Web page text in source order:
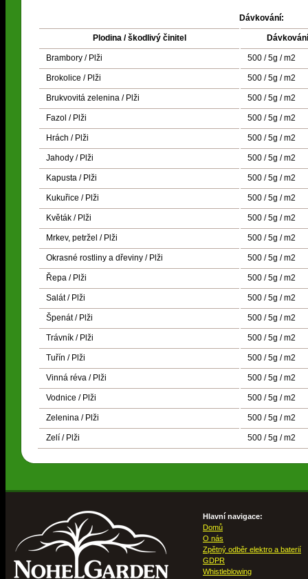
Dávkování:
Plodina / škodlivý činitel Dávkování
Brambory / Plži 500 / 5g / m2
Brokolice / Plži 500 / 5g / m2
Brukvovitá zelenina / Plži 500 / 5g / m2
Fazol / Plži 500 / 5g / m2
Hrách / Plži 500 / 5g / m2
Jahody / Plži 500 / 5g / m2
Kapusta / Plži 500 / 5g / m2
Kukuřice / Plži 500 / 5g / m2
Květák / Plži 500 / 5g / m2
Mrkev, petržel / Plži 500 / 5g / m2
Okrasné rostliny a dřeviny / Plži 500 / 5g / m2
Řepa / Plži 500 / 5g / m2
Salát / Plži 500 / 5g / m2
Špenát / Plži 500 / 5g / m2
Trávník / Plži 500 / 5g / m2
Tuřín / Plži 500 / 5g / m2
Vinná réva / Plži 500 / 5g / m2
Vodnice / Plži 500 / 5g / m2
Zelenina / Plži 500 / 5g / m2
Zelí / Plži 500 / 5g / m2
Hlavní navigace:
Domů
O nás
Zpětný odběr elektro a baterií
GDPR
Whistleblowing